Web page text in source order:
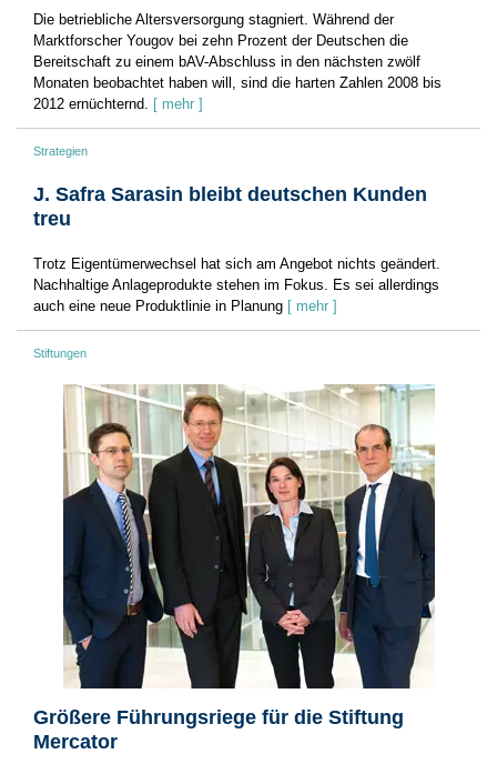
Die betriebliche Altersversorgung stagniert. Während der
Marktforscher Yougov bei zehn Prozent der Deutschen die
Bereitschaft zu einem bAV-Abschluss in den nächsten zwölf
Monaten beobachtet haben will, sind die harten Zahlen 2008 bis
2012 ernüchternd. [ mehr ]
Strategien
J. Safra Sarasin bleibt deutschen Kunden
treu
Trotz Eigentümerwechsel hat sich am Angebot nichts geändert.
Nachhaltige Anlageprodukte stehen im Fokus. Es sei allerdings
auch eine neue Produktlinie in Planung [ mehr ]
Stiftungen
Größere Führungsriege für die Stiftung
Mercator